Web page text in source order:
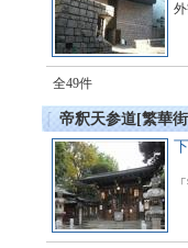
全49件
帝釈天参道[繁華